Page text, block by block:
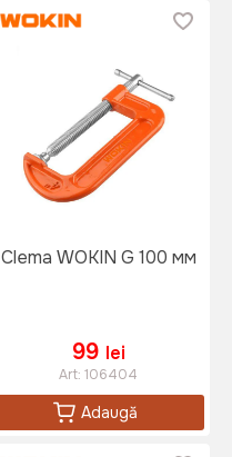
Clema WOKIN G 100 мм
99 lei
Art: 106404
Adaugă